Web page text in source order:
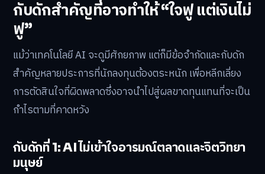
กับดักสำคัญที่อาจทำให้ “ใจฟู แต่เงินไม่
ฟู”
แม้ว่าเทคโนโลยี AI จะดูมีศักยภาพ แต่ก็มีข้อจำกัดและกับดัก
สำคัญหลายประการที่นักลงทุนต้องตระหนัก เพื่อหลีกเลี่ยง
การตัดสินใจที่ผิดพลาดซึ่งอาจนำไปสู่ผลขาดทุนแทนที่จะเป็น
กำไรตามที่คาดหวัง
กับดักที่ 1: AI ไม่เข้าใจอารมณ์ตลาดและจิตวิทยา
มนุษย์